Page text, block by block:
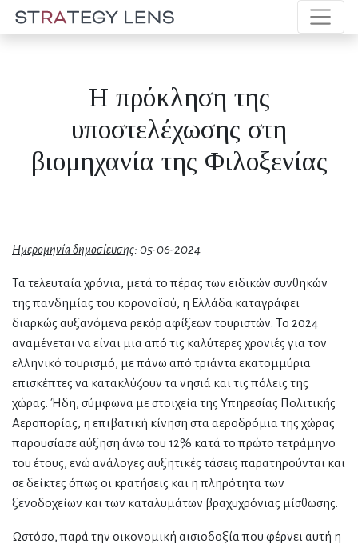
H πρόκληση της
υποστελέχωσης στη
βιομηχανία της Φιλοξενίας
Ημερομηνία δημοσίευσης: 05-06-2024
Τα τελευταία χρόνια, μετά το πέρας των ειδικών συνθηκών
της πανδημίας του κορονοϊού, η Ελλάδα καταγράφει
διαρκώς αυξανόμενα ρεκόρ αφίξεων τουριστών. Το 2024
αναμένεται να είναι μια από τις καλύτερες χρονιές για τον
ελληνικό τουρισμό, με πάνω από τριάντα εκατομμύρια
επισκέπτες να κατακλύζουν τα νησιά και τις πόλεις της
χώρας. Ήδη, σύμφωνα με στοιχεία της Υπηρεσίας Πολιτικής
Αεροπορίας, η επιβατική κίνηση στα αεροδρόμια της χώρας
παρουσίασε αύξηση άνω του 12% κατά το πρώτο τετράμηνο
του έτους, ενώ ανάλογες αυξητικές τάσεις παρατηρούνται και
σε δείκτες όπως οι κρατήσεις και η πληρότητα των
ξενοδοχείων και των καταλυμάτων βραχυχρόνιας μίσθωσης.
Ωστόσο, παρά την οικονομική αισιοδοξία που φέρνει αυτή η